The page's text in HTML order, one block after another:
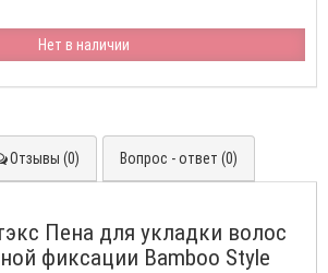
Нет в наличии
Отзывы (0) Вопрос - ответ (0)
Пена для укладки волос
фиксации Bamboo Style